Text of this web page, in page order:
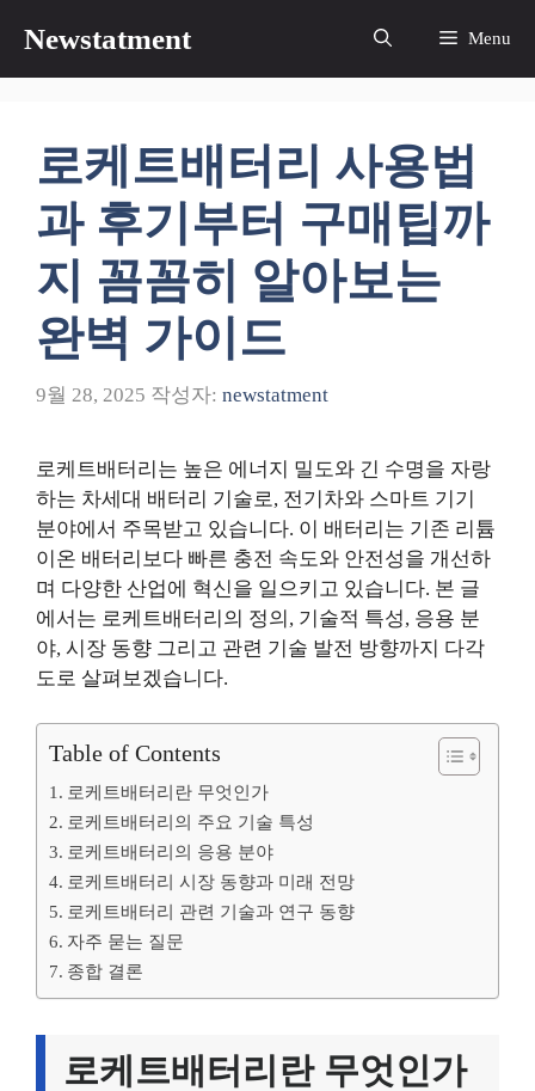
츠
Newstatment Menu
로케트배터리 사용법
과 후기부터 구매팁까
지 꼼꼼히 알아보는
완벽 가이드
9월 28, 2025 작성자: newstatment
로케트배터리는 높은 에너지 밀도와 긴 수명을 자랑
하는 차세대 배터리 기술로, 전기차와 스마트 기기
분야에서 주목받고 있습니다. 이 배터리는 기존 리튬
이온 배터리보다 빠른 충전 속도와 안전성을 개선하
며 다양한 산업에 혁신을 일으키고 있습니다. 본 글
에서는 로케트배터리의 정의, 기술적 특성, 응용 분
야, 시장 동향 그리고 관련 기술 발전 방향까지 다각
도로 살펴보겠습니다.
Table of Contents
로케트배터리란 무엇인가
로케트배터리의 주요 기술 특성
로케트배터리의 응용 분야
로케트배터리 시장 동향과 미래 전망
로케트배터리 관련 기술과 연구 동향
자주 묻는 질문
종합 결론
로케트배터리란 무엇인가